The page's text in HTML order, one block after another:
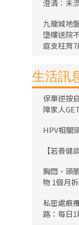
澄清：未
九龍城地
墮樓送院
庭支柱育
生活訊
保單逆按
障家人
HPV相關
【若善健
胸悶、頭
物 1個月
私密處痕
路：每日